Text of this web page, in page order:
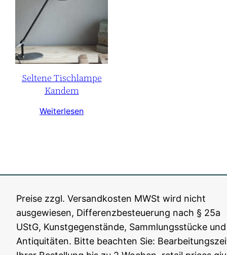
Preise zzgl. Versandkosten MWSt wird nicht
ausgewiesen, Differenzbesteuerung nach § 25a
UStG, Kunstgegenstände, Sammlungsstücke und
Antiquitäten. Bitte beachten Sie:
Seltene Tischlampe
Kandem
Weiterlesen
Fiat Lux Berlin All rights reserved, 2016-202